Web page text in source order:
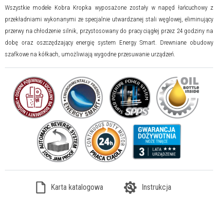
Wszystkie modele Kobra Kropka wyposażone zostały w napęd łańcuchowy z
przekładniami wykonanymi ze specjalnie utwardzanej stali węglowej, eliminujący
przerwy na chłodzenie silnik, przystosowany do pracy ciągłej przez 24 godziny na
dobę oraz oszczędzający energię system Energy Smart. Drewniane obudowy
szafkowe na kółkach, umożliwiają wygodne przesuwanie urządzeń.
Karta katalogowa Instrukcja